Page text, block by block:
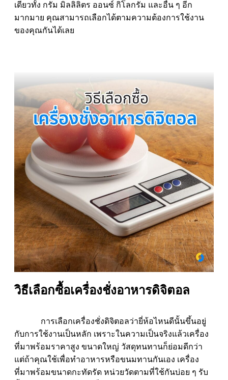
เดียวทั้ง กรัม มิลลิลิตร ออนซ์ กิโลกรัม และอื่น ๆ อีก
มากมาย คุณสามารถเลือกได้ตามความต้องการใช้งาน
ของคุณกันได้เลย
วิธีเลือกซื้อเครื่องชั่งอาหารดิจิตอล
การเลือกเครื่องชั่งดิจิตอลว่ายี่ห้อไหนดีนั้นขึ้นอยู่
กับการใช้งานเป็นหลัก เพราะในความเป็นจริงแล้วเครื่อง
ที่มาพร้อมราคาสูง ขนาดใหญ่ วัสดุทนทานก็ย่อมดีกว่า
แต่ถ้าคุณใช้เพื่อทำอาหารหรือขนมทานกันเอง เครื่อง
ที่มาพร้อมขนาดกะทัดรัด หน่วยวัดตามที่ใช้กันบ่อย ๆ รับ